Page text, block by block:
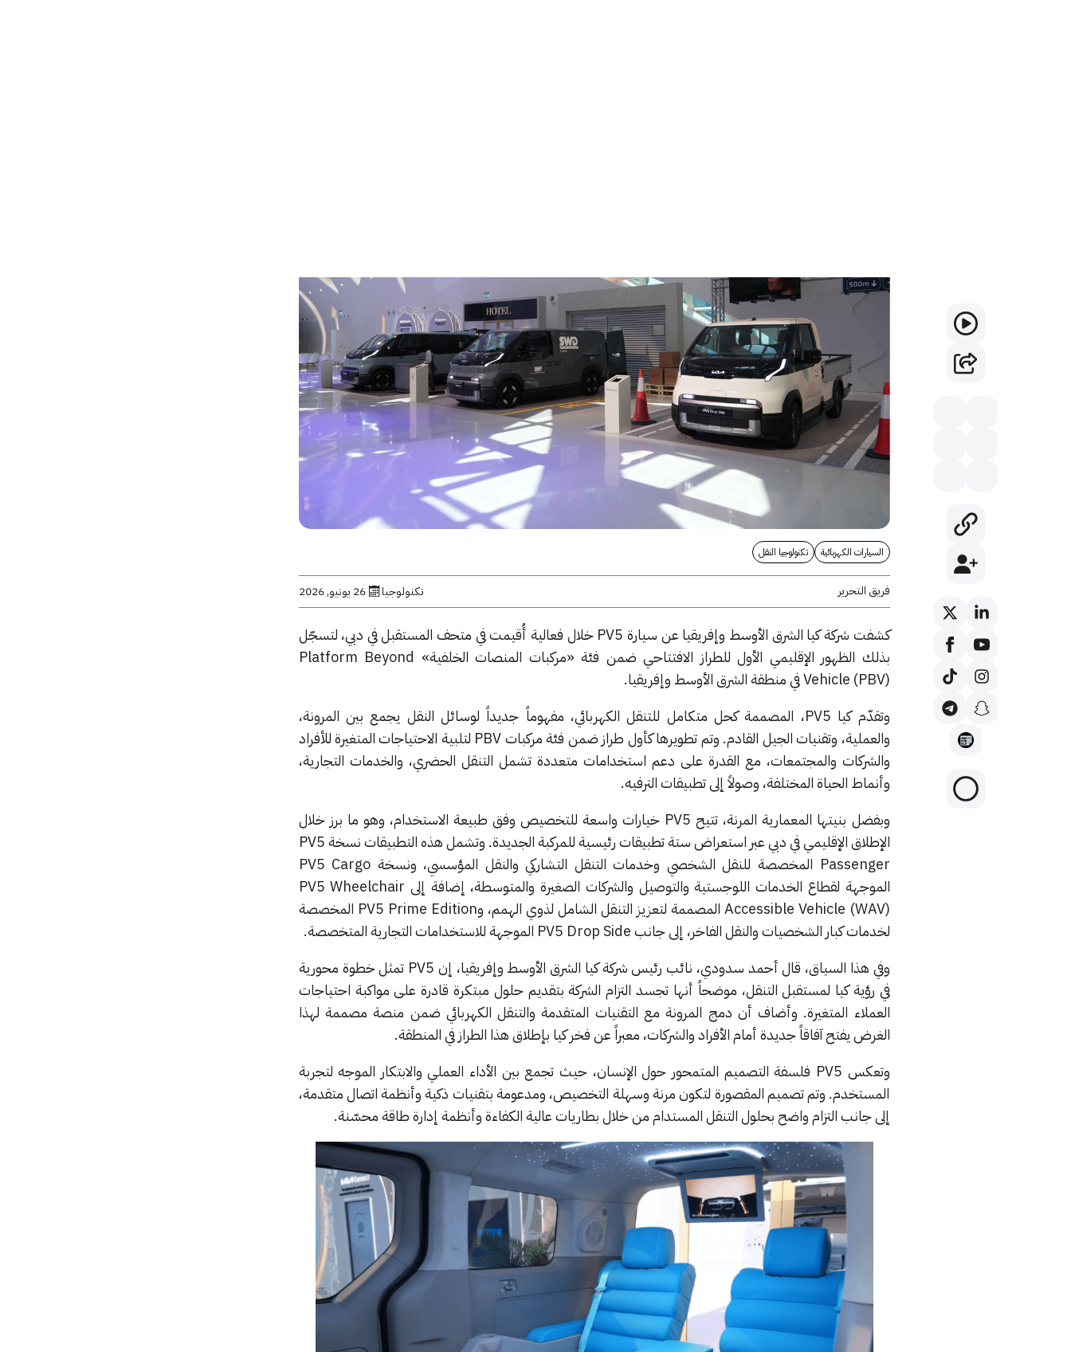
السيارات الكهربائية تكنولوجيا النقل
فريق التحرير تكنولوجيا 26 يونيو, 2026
كشفت شركة كيا الشرق الأوسط وإفريقيا عن سيارة PV5 خلال فعالية أُقيمت في متحف المستقبل في دبي، لتسجّل
بذلك الظهور الإقليمي الأول للطراز الافتتاحي ضمن فئة «مركبات المنصات الخلفية» Platform Beyond
Vehicle (PBV) في منطقة الشرق الأوسط وإفريقيا.
وتقدّم كيا PV5، المصممة كحل متكامل للتنقل الكهربائي، مفهوماً جديداً لوسائل النقل يجمع بين المرونة،
والعملية، وتقنيات الجيل القادم. وتم تطويرها كأول طراز ضمن فئة مركبات PBV لتلبية الاحتياجات المتغيرة للأفراد
والشركات والمجتمعات، مع القدرة على دعم استخدامات متعددة تشمل التنقل الحضري، والخدمات التجارية،
وأنماط الحياة المختلفة، وصولاً إلى تطبيقات الترفيه.
وبفضل بنيتها المعمارية المرنة، تتيح PV5 خيارات واسعة للتخصيص وفق طبيعة الاستخدام، وهو ما برز خلال
الإطلاق الإقليمي في دبي عبر استعراض ستة تطبيقات رئيسية للمركبة الجديدة. وتشمل هذه التطبيقات نسخة PV5
Passenger المخصصة للنقل الشخصي وخدمات التنقل التشاركي والنقل المؤسسي، ونسخة PV5 Cargo
الموجهة لقطاع الخدمات اللوجستية والتوصيل والشركات الصغيرة والمتوسطة، إضافة إلى PV5 Wheelchair
Accessible Vehicle (WAV) المصممة لتعزيز التنقل الشامل لذوي الهمم، وPV5 Prime Edition المخصصة
لخدمات كبار الشخصيات والنقل الفاخر، إلى جانب PV5 Drop Side الموجهة للاستخدامات التجارية المتخصصة.
وفي هذا السياق، قال أحمد سدودي، نائب رئيس شركة كيا الشرق الأوسط وإفريقيا، إن PV5 تمثل خطوة محورية
في رؤية كيا لمستقبل التنقل، موضحاً أنها تجسد التزام الشركة بتقديم حلول مبتكرة قادرة على مواكبة احتياجات
العملاء المتغيرة. وأضاف أن دمج المرونة مع التقنيات المتقدمة والتنقل الكهربائي ضمن منصة مصممة لهذا
الغرض يفتح آفاقاً جديدة أمام الأفراد والشركات، معبراً عن فخر كيا بإطلاق هذا الطراز في المنطقة.
وتعكس PV5 فلسفة التصميم المتمحور حول الإنسان، حيث تجمع بين الأداء العملي والابتكار الموجه لتجربة
المستخدم. وتم تصميم المقصورة لتكون مرنة وسهلة التخصيص، ومدعومة بتقنيات ذكية وأنظمة اتصال متقدمة،
إلى جانب التزام واضح بحلول التنقل المستدام من خلال بطاريات عالية الكفاءة وأنظمة إدارة طاقة محسّنة.